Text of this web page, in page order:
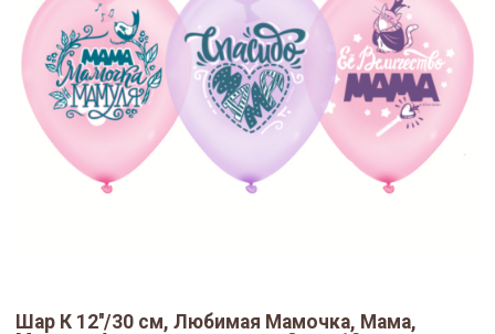
Шар К 12''/30 см, Любимая Мамочка, Мама,